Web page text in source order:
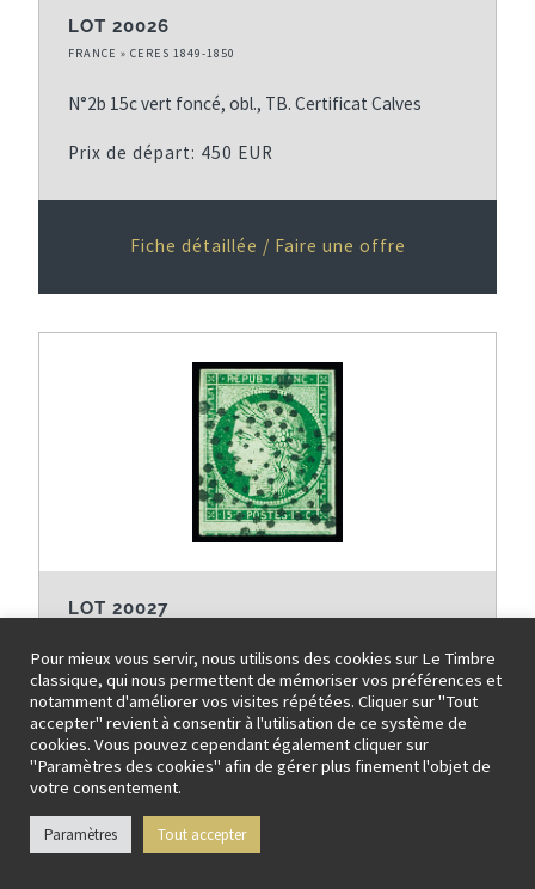
LOT 20026
FRANCE » CERES 1849-1850
N°2b 15c vert foncé, obl., TB. Certificat Calves
Prix de départ: 450 EUR
Fiche détaillée / Faire une offre
LOT 20027
N°2b 15c vert foncé, voisin en bas, obl. ETOILE, TB,
certif. Calves
Prix de départ: 280 EUR
Fiche détaillée / Vendu pour EUR 306
Pour mieux vous servir, nous utilisons des cookies sur Le Timbre
classique, qui nous permettent de mémoriser vos préférences et
notamment d'améliorer vos visites répétées. Cliquer sur "Tout
accepter" revient à consentir à l'utilisation de ce système de
cookies. Vous pouvez cependant également cliquer sur
"Paramètres des cookies" afin de gérer plus finement l'objet de
votre consentement.
Paramètres Tout accepter